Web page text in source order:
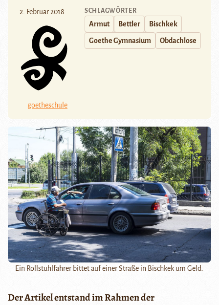
2. Februar 2018
goetheschule
SCHLAGWÖRTER
Armut Bettler Bischkek
Goethe Gymnasium Obdachlose
Ein Rollstuhlfahrer bittet auf einer Straße in Bischkek um Geld.
Der Artikel entstand im Rahmen der